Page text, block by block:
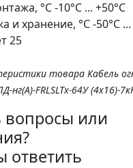
°С-10°C ... +50°C
и хранение, °С-50°C
25
товара Кабель
нг(А)-FRLSLTx-64У (4x16)-
вопросы или
ответить